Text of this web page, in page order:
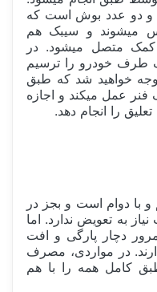
و دو عدد بوش است که
میشوند و سیبک هم
کمک متصل میشود. در
طرف خودرو را ترسیم
خواهید شد که طبق
عمل میکند و اجازه
را انجام دهد.
با دوام است و بجز در
به تعویض ندارد. اما
دچار پارگی و افت
در مواردی، مصرف
کامل همه را با هم